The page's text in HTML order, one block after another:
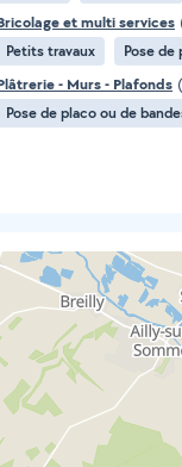
et multi services
Petits travaux
Pose de
- Murs - Plafonds
Pose de placo ou de